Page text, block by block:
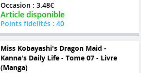
Occasion : 3.48€
Article disponible
Points fidelités : 40
Miss Kobayashi's Dragon Maid -
Kanna's Daily Life - Tome 07 - Livre
(Manga)